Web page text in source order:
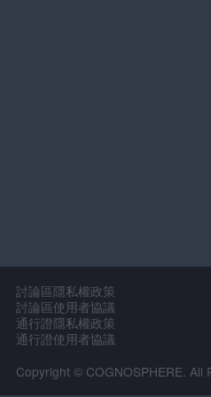
討論區隱私權政策
討論區使用者協議
通行證隱私權政策
通行證使用者協議
Copyright © COGNOSPHERE. All